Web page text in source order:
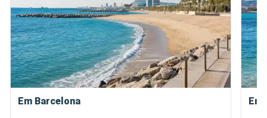
Em Barcelona